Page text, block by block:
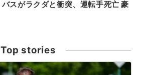
バスがラクダと衝突、運転手死亡 豪
Top stories